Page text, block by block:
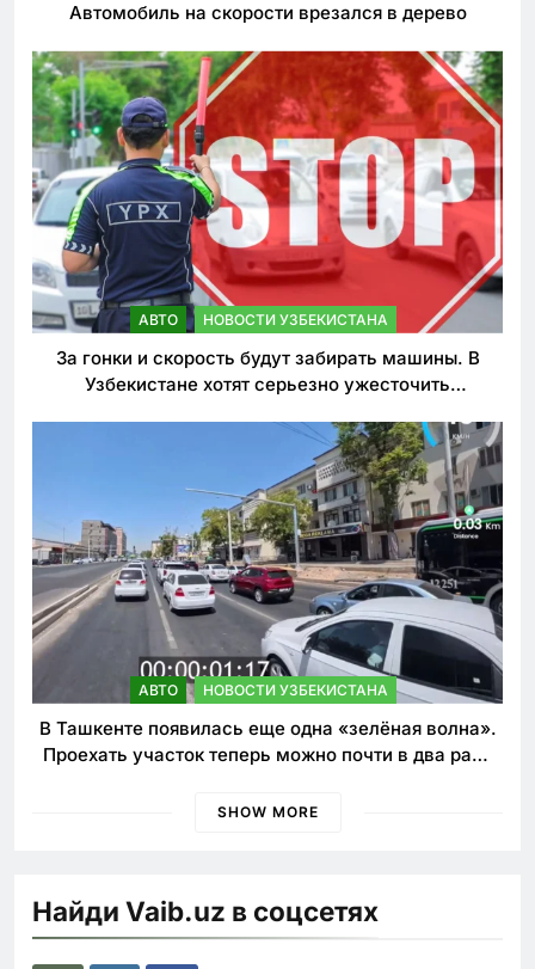
Автомобиль на скорости врезался в дерево
АВТО НОВОСТИ УЗБЕКИСТАНА
За гонки и скорость будут забирать машины. В
Узбекистане хотят серьезно ужесточить
АВТО НОВОСТИ УЗБЕКИСТАНА
В Ташкенте появилась еще одна «зелёная волна».
Проехать участок теперь можно почти в два раза
SHOW MORE
Найди Vaib.uz в соцсетях